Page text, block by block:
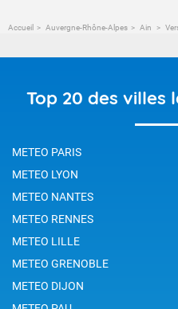
Accueil Auvergne-Rhône-Alpes Ain
Top 20 des villes
METEO PARIS
METEO LYON
METEO NANTES
METEO RENNES
METEO LILLE
METEO GRENOBLE
METEO DIJON